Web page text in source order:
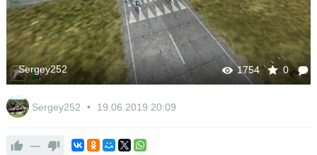
1754 0
Sergey252
Sergey252 19.06.2019 20:09
—